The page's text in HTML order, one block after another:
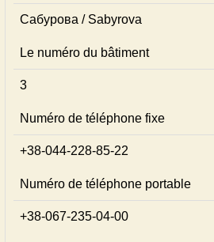
Сабурова / Sabyrova
Le numéro du bâtiment
3
Numéro de téléphone fixe
+38-044-228-85-22
Numéro de téléphone portable
+38-067-235-04-00